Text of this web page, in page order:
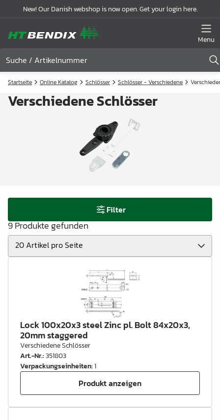
New! Our Danish webshop is now open. Get your login here.
Menu
Startseite Online Katalog Schlösser Schlösser - Verschiedene
Verschiedene Schlösser
Filter
9 Produkte gefunden
Lock 100x20x3 steel Zinc pl. Bolt 84x20x3,
20mm staggered
Verschiedene Schlösser
Art.-Nr.:351803
Verpackungseinheiten:1
Produkt anzeigen